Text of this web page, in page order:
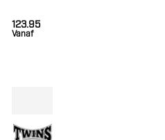
Vanaf
123.95